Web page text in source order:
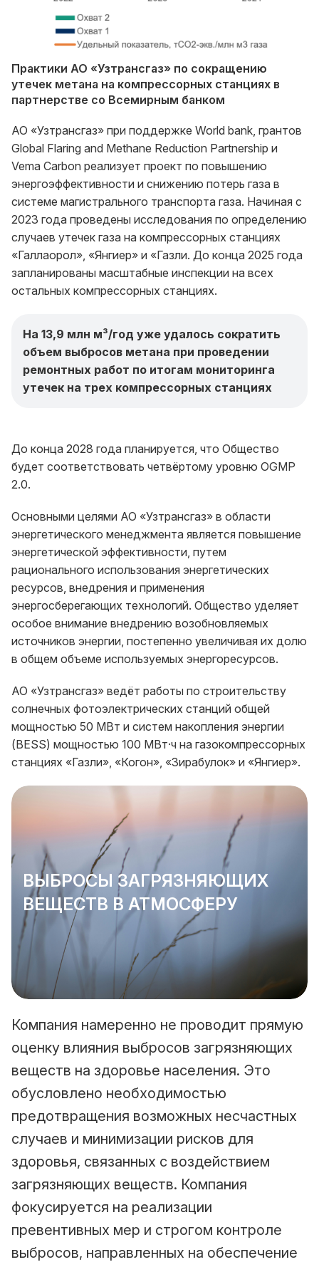
Практики АО «Узтрансгаз» по сокращению
утечек метана на компрессорных станциях в
партнерстве со Всемирным банком
АО «Узтрансгаз» при поддержке World bank, грантов
Global Flaring and Methane Reduction Partnership и
Vema Carbon реализует проект по повышению
энергоэффективности и снижению потерь газа в
системе магистрального транспорта газа. Начиная с
2023 года проведены исследования по определению
случаев утечек газа на компрессорных станциях
«Галлаорол», «Янгиер» и «Газли. До конца 2025 года
запланированы масштабные инспекции на всех
остальных компрессорных станциях.
На 13,9 млн м³/год уже удалось сократить
объем выбросов метана при проведении
ремонтных работ по итогам мониторинга
утечек на трех компрессорных станциях
До конца 2028 года планируется, что Общество
будет соответствовать четвёртому уровню OGMP
2.0.
Основными целями АО «Узтрансгаз» в области
энергетического менеджмента является повышение
энергетической эффективности, путем
рационального использования энергетических
ресурсов, внедрения и применения
энергосберегающих технологий. Общество уделяет
особое внимание внедрению возобновляемых
источников энергии, постепенно увеличивая их долю
в общем объеме используемых энергоресурсов.
АО «Узтрансгаз» ведёт работы по строительству
солнечных фотоэлектрических станций общей
мощностью 50 МВт и систем накопления энергии
(BESS) мощностью 100 МВт·ч на газокомпрессорных
станциях «Газли», «Когон», «Зирабулок» и «Янгиер».
ВЫБРОСЫ ЗАГРЯЗНЯЮЩИХ
ВЕЩЕСТВ В АТМОСФЕРУ
Компания намеренно не проводит прямую
оценку влияния выбросов загрязняющих
веществ на здоровье населения. Это
обусловлено необходимостью
предотвращения возможных несчастных
случаев и минимизации рисков для
здоровья, связанных с воздействием
загрязняющих веществ. Компания
фокусируется на реализации
превентивных мер и строгом контроле
выбросов, направленных на обеспечение